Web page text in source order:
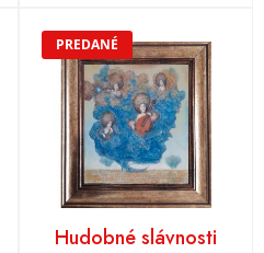
PREDANÉ
Hudobné slávnosti